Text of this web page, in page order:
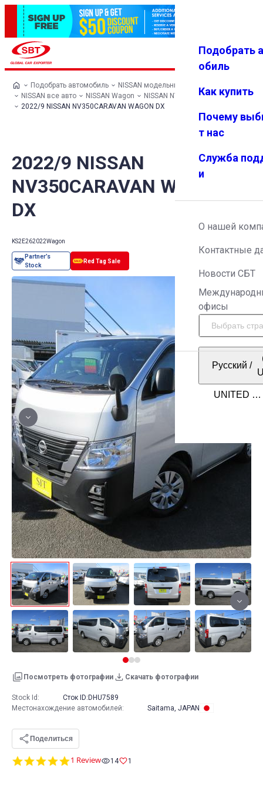
Избранн
Меню
Подобрать
обиль
Как купить
Почему
т нас
Служба
и
О нашей
Контактные
Новости СБТ
офисы
Русский /
Подобрать автомобиль
NISSAN модельный ряд
NISSAN все авто
NISSAN Wagon
NISSAN NV350CARAVAN WAGON
2022/9 NISSAN NV350CARAVAN WAGON DX
2022/9 NISSAN
NV350CARAVAN WAGON
DX
KS2E262022Wagon
Посмотреть фотографии Скачать фотографии
5.0
1 Review 14 1
Stock Id: Сток ID: DHU7589
Местонахождение автомобилей: Saitama, JAPAN
Поделиться